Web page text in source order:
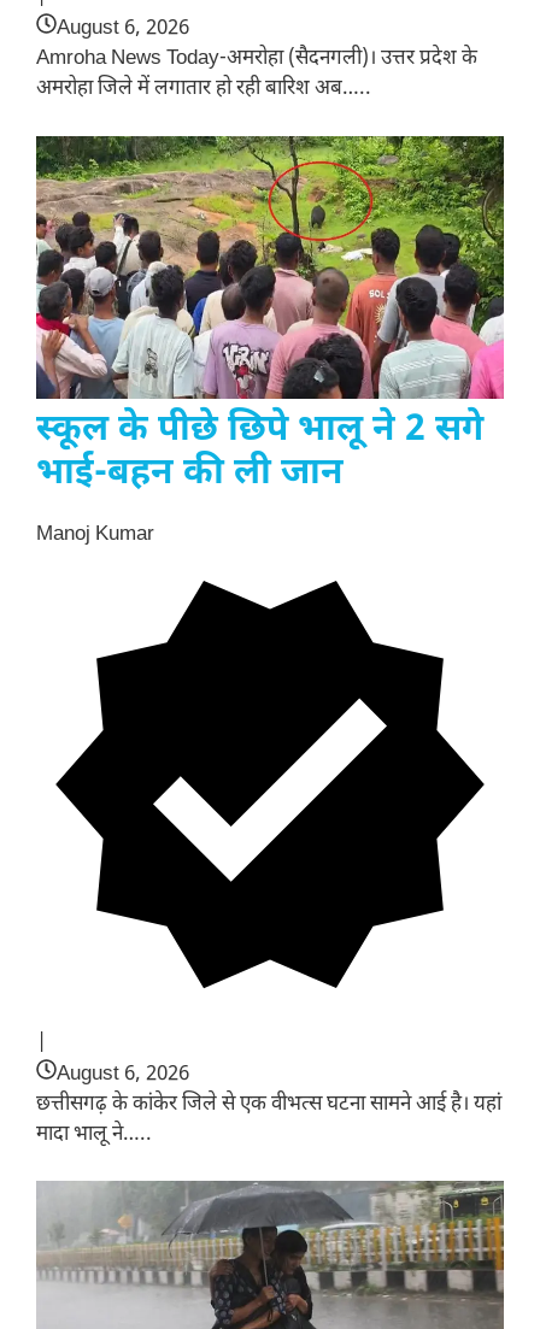
August 6, 2026
Amroha News Today-अमरोहा (सैदनगली)। उत्तर प्रदेश के
अमरोहा जिले में लगातार हो रही बारिश अब…..
स्कूल के पीछे छिपे भालू ने 2 सगे
भाई-बहन की ली जान
Manoj Kumar
August 6, 2026
छत्तीसगढ़ के कांकेर जिले से एक वीभत्स घटना सामने आई है। यहां
मादा भालू ने…..